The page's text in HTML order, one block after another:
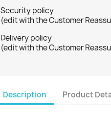
Security policy
(edit with the Customer
Delivery policy
(edit with the Customer
Description Product